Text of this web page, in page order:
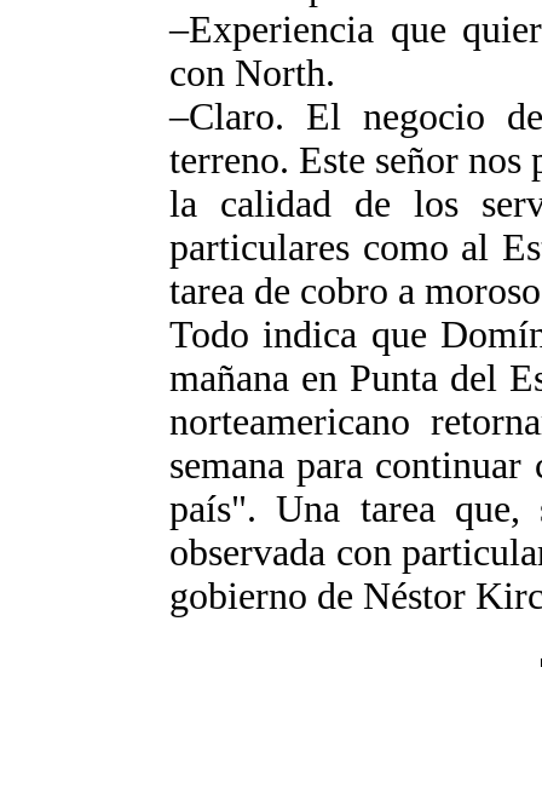
–Experiencia que
con North.
–Claro. El negocio
terreno. Este señor nos
la calidad de los
particulares como al
tarea de cobro a
Todo indica que
mañana en Punta del
norteamericano
semana para
país". Una tarea que,
observada con
gobierno de Néstor